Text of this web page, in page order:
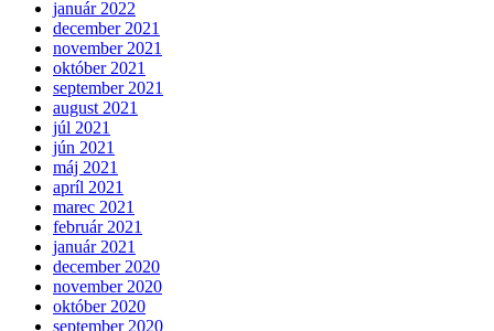
január 2022
december 2021
november 2021
október 2021
september 2021
august 2021
júl 2021
jún 2021
máj 2021
apríl 2021
marec 2021
február 2021
január 2021
december 2020
november 2020
október 2020
september 2020